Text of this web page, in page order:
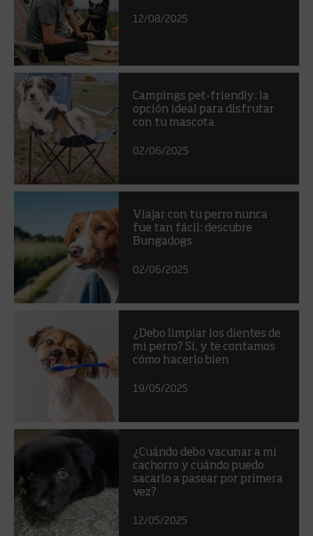
12/08/2025
Campings pet-friendly: la
opción ideal para disfrutar
con tu mascota
02/06/2025
Viajar con tu perro nunca
fue tan fácil: descubre
Bungadogs
02/06/2025
¿Debo limpiar los dientes de
mi perro? Sí, y te contamos
cómo hacerlo bien
19/05/2025
¿Cuándo debo vacunar a mi
cachorro y cuándo puedo
sacarlo a pasear por primera
vez?
12/05/2025